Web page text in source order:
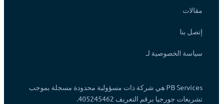
مقالات
إتصل بنا
سياسة الخصوصية لـ
PB Services هي شركة ذات مسؤولية محدودة مسجلة بموجب
تشريعات جورجيا برقم التعريف 405245462.